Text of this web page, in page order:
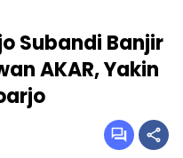
Subandi Banjir
AKAR, Yakin